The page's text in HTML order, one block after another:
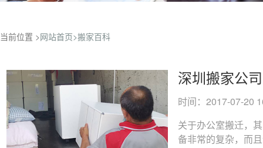
当前位置 >网站首页>搬家百科
深圳搬家公
时间：2017-07-20
关于办公室搬迁，
备非常的复杂，而